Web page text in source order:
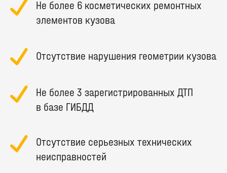
Не более 6 косметических ремонтных
элементов кузова
Отсутствие нарушения геометрии кузова
Не более 3 зарегистрированных ДТП
в базе ГИБДД
Отсутствие серьезных технических
неисправностей